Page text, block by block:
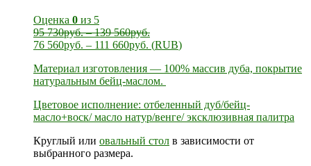
Оценка 0 из 5
95 730руб.–139 560руб.
76 560руб. – 111 660руб. (RUB)
Материал изготовления — 100% массив дуба, покрытие
натуральным бейц-маслом.
Цветовое исполнение: отбеленный дуб/бейц-
масло+воск/ масло натур/венге/ эксклюзивная палитра
Круглый или овальный стол в зависимости от
выбранного размера.